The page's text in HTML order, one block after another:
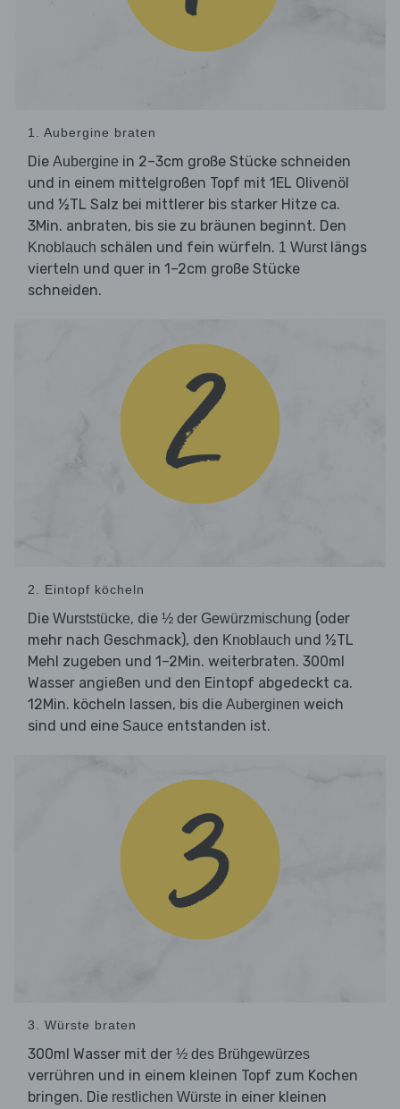
1. Aubergine braten
Die Aubergine in 2–3cm große Stücke schneiden
und in einem mittelgroßen Topf mit 1EL Olivenöl
und ½TL Salz bei mittlerer bis starker Hitze ca.
3Min. anbraten, bis sie zu bräunen beginnt. Den
Knoblauch schälen und fein würfeln. 1 Wurst längs
vierteln und quer in 1–2cm große Stücke
schneiden.
2. Eintopf köcheln
Die Wurststücke, die ½ der Gewürzmischung (oder
mehr nach Geschmack), den Knoblauch und ½TL
Mehl zugeben und 1–2Min. weiterbraten. 300ml
Wasser angießen und den Eintopf abgedeckt ca.
12Min. köcheln lassen, bis die Auberginen weich
sind und eine Sauce entstanden ist.
3. Würste braten
300ml Wasser mit der ½ des Brühgewürzes
verrühren und in einem kleinen Topf zum Kochen
bringen. Die restlichen Würste in einer kleinen